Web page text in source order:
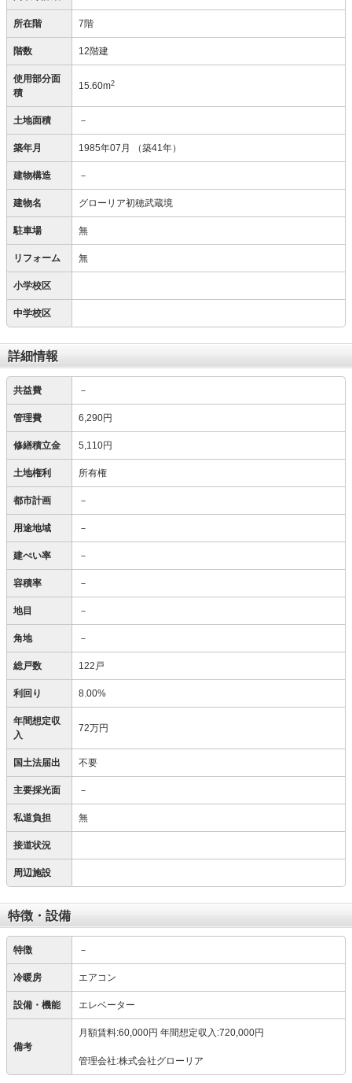
所在階 7階
階数 12階建
使用部分面
積
15.60m2
土地面積 －
築年月 1985年07月 （築41年）
建物構造 －
建物名 グローリア初穂武蔵境
駐車場 無
リフォーム 無
小学校区
中学校区
詳細情報
共益費 －
管理費 6,290円
修繕積立金 5,110円
土地権利 所有権
都市計画 －
用途地域 －
建ぺい率 －
容積率 －
地目 －
角地 －
総戸数 122戸
利回り 8.00%
年間想定収
入
72万円
国土法届出 不要
主要採光面 －
私道負担 無
接道状況
周辺施設
特徴・設備
特徴 －
冷暖房 エアコン
設備・機能 エレベーター
備考
月額賃料:60,000円 年間想定収入:720,000円
管理会社:株式会社グローリア